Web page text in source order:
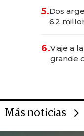
para
5.Dos
6,2
6.Viaje a
grande
Más noticias